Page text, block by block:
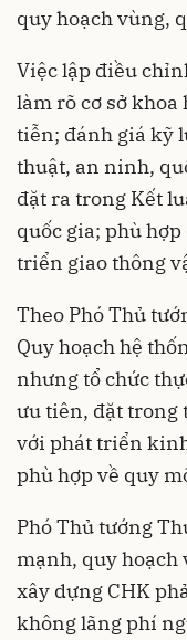
quy hoạch vùng,
Việc lập điều
làm rõ cơ sở khoa
tiễn; đánh giá kỹ
thuật, an ninh,
đặt ra trong Kết
quốc gia; phù
triển giao thông
Theo Phó Thủ
Quy hoạch hệ
nhưng tổ chức
ưu tiên, đặt trong
với phát triển
phù hợp về quy
Phó Thủ tướng
mạnh, quy hoạch
xây dựng CHK
không lãng phí